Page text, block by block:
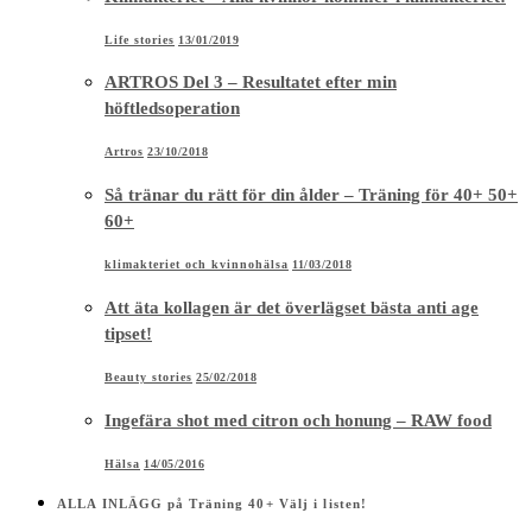
Life stories 13/01/2019
ARTROS Del 3 – Resultatet efter min
höftledsoperation
Artros 23/10/2018
Så tränar du rätt för din ålder – Träning för 40+ 50+
60+
klimakteriet och kvinnohälsa 11/03/2018
Att äta kollagen är det överlägset bästa anti age
tipset!
Beauty stories 25/02/2018
Ingefära shot med citron och honung – RAW food
Hälsa 14/05/2016
ALLA INLÄGG på Träning 40+ Välj i listen!